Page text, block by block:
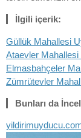
İlgili içerik:
Güllük Mahallesi
Ataevler
Elmasbahçeler
Zümrütevler
Bunları da